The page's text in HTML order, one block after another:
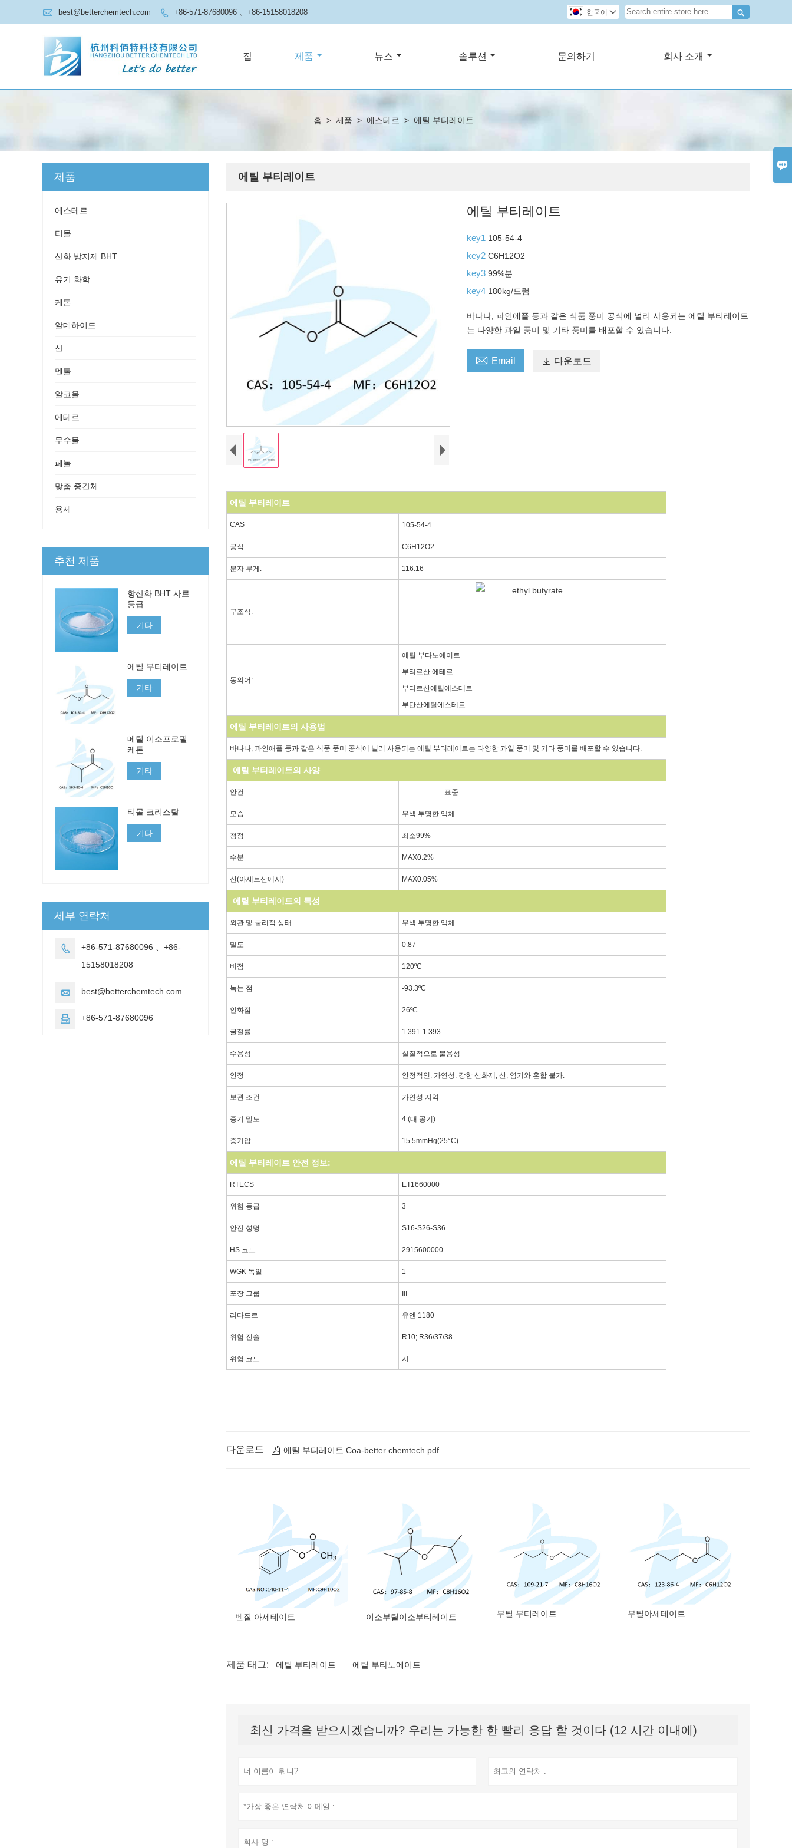

 best@betterchemtech.com  +86-571-87680096 、+86-15158018208 
한국어 
집 제품 뉴스 솔루션 문의하기 회사 소개
홈 > 제품 > 에스테르 > 에틸 부티레이트
에틸 부티레이트
에틸 부티레이트
key1 105-54-4
key2C6H12O2
key399%분
key4 180kg/드럼
바나나, 파인애플 등과 같은 식품 풍미 공식에 널리 사용되는 에틸 부티레이트
는 다양한 과일 풍미 및 기타 풍미를 배포할 수 있습니다.
 Email  다운로드
에틸 부티레이트
CAS 105-54-4
공식 C6H12O2
분자 무게: 116.16
구조식:
동의어:
에틸 부타노에이트
부티르산 에테르
부티르산에틸에스테르
부탄산에틸에스테르
에틸 부티레이트의 사용법
바나나, 파인애플 등과 같은 식품 풍미 공식에 널리 사용되는 에틸 부티레이트는 다양한 과일 풍미 및 기타 풍미를 배포할 수 있습니다.
에틸 부티레이트의 사양
안건 표준
모습 무색 투명한 액체
청정 최소99%
수분 MAX0.2%
산(아세트산에서) MAX0.05%
에틸 부티레이트의 특성
외관 및 물리적 상태 무색 투명한 액체
밀도 0.87
비점 120ºC
녹는 점 -93.3ºC
인화점 26ºC
굴절률 1.391-1.393
수용성 실질적으로 불용성
안정 안정적인. 가연성. 강한 산화제, 산, 염기와 혼합 불가.
보관 조건 가연성 지역
증기 밀도 4 (대 공기)
증기압 15.5mmHg(25°C)
에틸 부티레이트 안전 정보:
RTECS ET1660000
위험 등급 3
안전 성명 S16-S26-S36
HS 코드 2915600000
WGK 독일 1
포장 그룹 III
리다드르 유엔 1180
위험 진술 R10; R36/37/38
위험 코드 시
다운로드  에틸 부티레이트 Coa-better chemtech.pdf
벤질 아세테이트 이소부틸이소부티레이트 부틸 부티레이트 부틸아세테이트
제품 태그: 에틸 부티레이트 에틸 부타노에이트
최신 가격을 받으시겠습니까? 우리는 가능한 한 빨리 응답 할 것이다 (12 시간 이내에)
제품
에스테르
티몰
산화 방지제 BHT
유기 화학
케톤
알데하이드
산
멘톨
알코올
에테르
무수물
페놀
맞춤 중간체
용제
추천 제품
항산화 BHT 사료
등급
기타
에틸 부티레이트
기타
메틸 이소프로필
케톤
기타
티몰 크리스탈
기타
세부 연락처

+86-571-87680096 、+86-
15158018208
 best@betterchemtech.com
 +86-571-87680096